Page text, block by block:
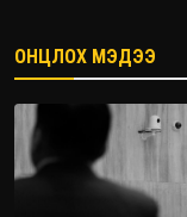
2026.08.08
ОНЦЛОХ МЭДЭЭ